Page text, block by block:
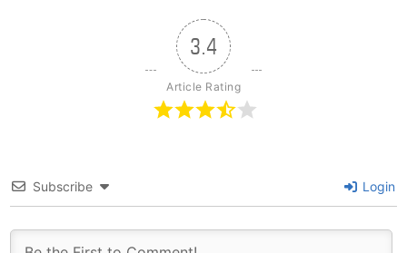
3.4
Article Rating
Subscribe Login